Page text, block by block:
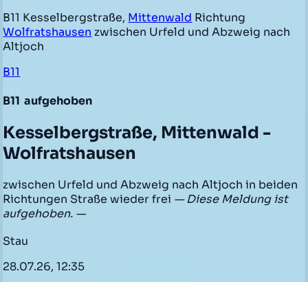
B11 Kesselbergstraße, Mittenwald Richtung
Wolfratshausen zwischen Urfeld und Abzweig nach
Altjoch
B11
B11 aufgehoben
Kesselbergstraße, Mittenwald -
Wolfratshausen
zwischen Urfeld und Abzweig nach Altjoch in beiden
Richtungen Straße wieder frei — Diese Meldung ist
aufgehoben. —
Stau
28.07.26, 12:35